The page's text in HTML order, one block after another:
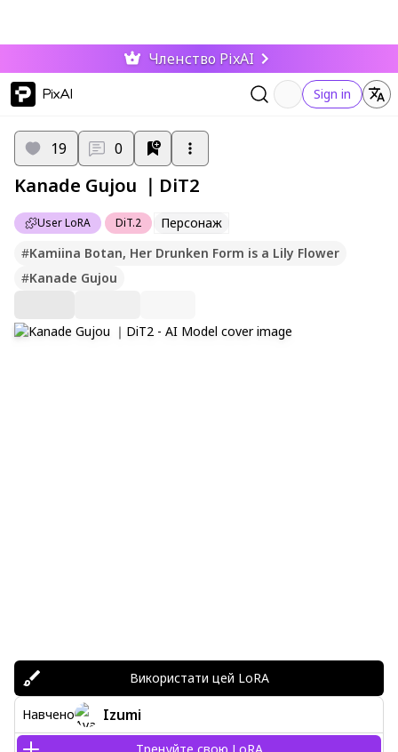
Членство PixAI
PixAI Sign in
User LoRA DiT.2 Персонаж
19 0
Kanade Gujou ｜DiT2
#Kamiina Botan, Her Drunken Form is a Lily Flower
#Kanade Gujou
Використати цей LoRA
Навчено Izumi